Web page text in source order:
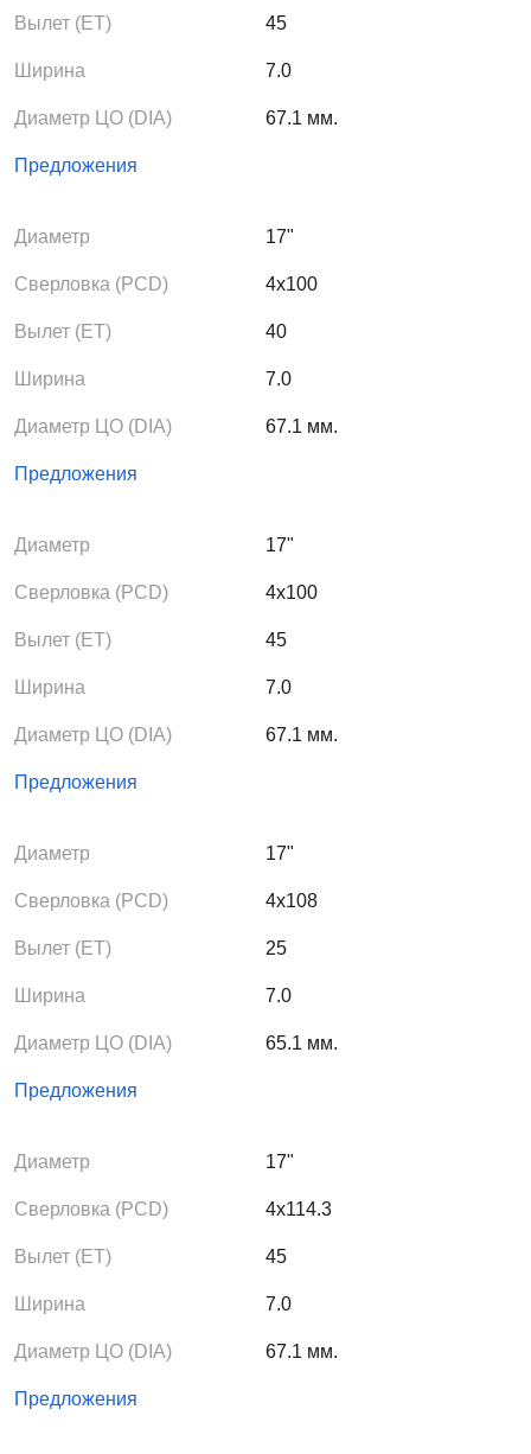
Вылет (ЕТ) 45
Ширина 7.0
Диаметр ЦО (DIA) 67.1 мм.
Предложения
Диаметр 17"
Сверловка (PCD) 4x100
Вылет (ЕТ) 40
Ширина 7.0
Диаметр ЦО (DIA) 67.1 мм.
Предложения
Диаметр 17"
Сверловка (PCD) 4x100
Вылет (ЕТ) 45
Ширина 7.0
Диаметр ЦО (DIA) 67.1 мм.
Предложения
Диаметр 17"
Сверловка (PCD) 4x108
Вылет (ЕТ) 25
Ширина 7.0
Диаметр ЦО (DIA) 65.1 мм.
Предложения
Диаметр 17"
Сверловка (PCD) 4x114.3
Вылет (ЕТ) 45
Ширина 7.0
Диаметр ЦО (DIA) 67.1 мм.
Предложения